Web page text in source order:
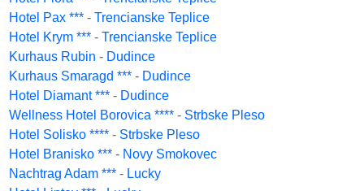
Hotel Pax *** - Trencianske Teplice
Hotel Krym *** - Trencianske Teplice
Kurhaus Rubin - Dudince
Kurhaus Smaragd *** - Dudince
Hotel Diamant *** - Dudince
Wellness Hotel Borovica **** - Strbske Pleso
Hotel Solisko **** - Strbske Pleso
Hotel Branisko *** - Novy Smokovec
Nachtrag Adam *** - Lucky